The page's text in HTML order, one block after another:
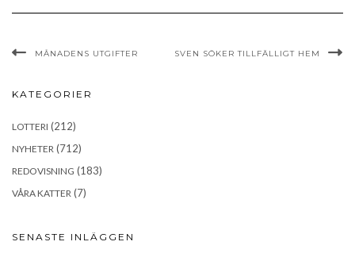
MÅNADENS UTGIFTER SVEN SÖKER TILLFÄLLIGT HEM
KATEGORIER
LOTTERI (212)
NYHETER (712)
REDOVISNING (183)
VÅRA KATTER (7)
SENASTE INLÄGGEN